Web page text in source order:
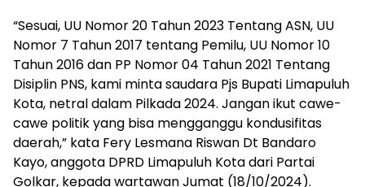
“Sesuai, UU Nomor 20 Tahun 2023 Tentang ASN, UU
Nomor 7 Tahun 2017 tentang Pemilu, UU Nomor 10
Tahun 2016 dan PP Nomor 04 Tahun 2021 Tentang
Disiplin PNS, kami minta saudara Pjs Bupati Limapuluh
Kota, netral dalam Pilkada 2024. Jangan ikut cawe-
cawe politik yang bisa mengganggu kondusifitas
daerah,” kata Fery Lesmana Riswan Dt Bandaro
Kayo, anggota DPRD Limapuluh Kota dari Partai
Golkar, kepada wartawan Jumat (18/10/2024).